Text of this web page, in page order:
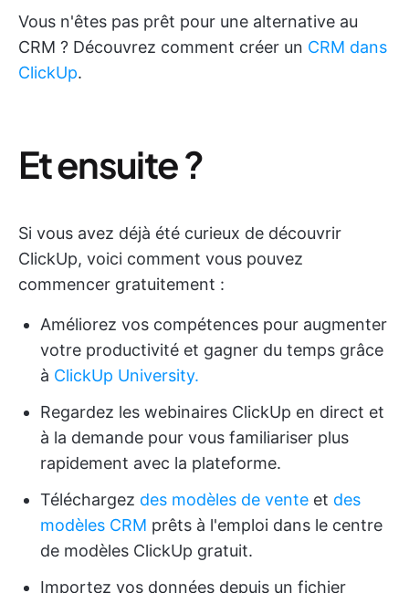
Vous n'êtes pas prêt pour une alternative au
CRM ? Découvrez comment créer un CRM dans
ClickUp.
Et ensuite ?
Si vous avez déjà été curieux de découvrir
ClickUp, voici comment vous pouvez
commencer gratuitement :
Améliorez vos compétences pour augmenter
votre productivité et gagner du temps grâce
à ClickUp University.
Regardez les webinaires ClickUp en direct et
à la demande pour vous familiariser plus
rapidement avec la plateforme.
Téléchargez des modèles de vente et des
modèles CRM prêts à l'emploi dans le centre
de modèles ClickUp gratuit.
Importez vos données depuis un fichier